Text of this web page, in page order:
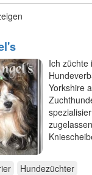
Ich züchte
Yorkshire
Hundezüchter